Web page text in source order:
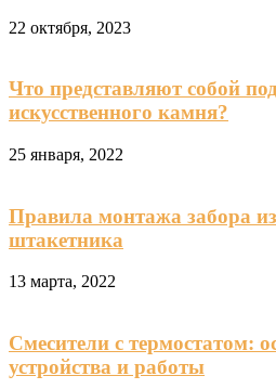
22 октября, 2023
Что представляют собой
искусственного камня?
25 января, 2022
Правила монтажа забора
штакетника
13 марта, 2022
Смесители с термостатом:
устройства и работы